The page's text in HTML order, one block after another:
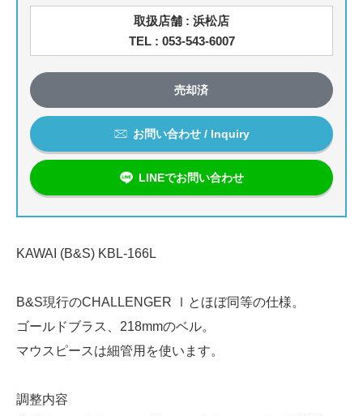
取扱店舗 : 浜松店
TEL : 053-543-6007
売却済
お問い合わせ / Inquiry
LINEでお問い合わせ
KAWAI (B&S) KBL-166L
B&S現行のCHALLENGER Ⅰとほぼ同等の仕様。
ゴールドブラス、218mmのベル。
マウスピースは細管用を使います。
調整内容